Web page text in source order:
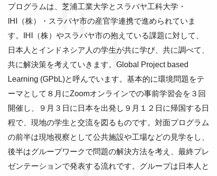
プログラムは、芝浦工業大学とスラバヤ工科大学・
IHI（株）・スラバヤ市の産官学連携で進められていま
す。IHI（株）やスラバヤ市の抱えている課題に対して、
日本人とインドネシア人の学生が共に学び、共に調べて、
共に解決策を考えていきます。Global Project based
Learning (GPbL)と呼んでいます。基本的に環境問題をテ
ーマとして８月にZoomオンラインでの事前学習会を３回
開催し、９月３日に日本を出発し９月１２日に帰国する日
程で、現地の学生と交流を図るものです。対面プログラム
の前半は現地視察として公共施設や工場などの見学をし、
後半はグループワークで問題の解決方法を考え、最終プレ
ゼンテーションで発表する流れです。グループは日本人と